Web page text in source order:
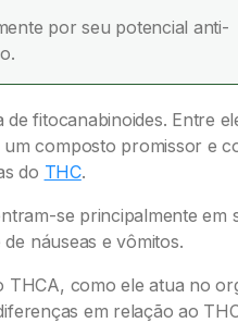
por seu potencial anti-
fitocanabinoides. Entre
composto promissor e
do THC.
se principalmente em
náuseas e vômitos.
como ele atua no
em relação ao